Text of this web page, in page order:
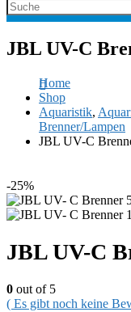
JBL UV-C
Home
Shop
Aquaristik,
Brenner/Lampen
JBL UV-C
-25%
JBL UV-C
0 out of 5
( Es gibt noch keine